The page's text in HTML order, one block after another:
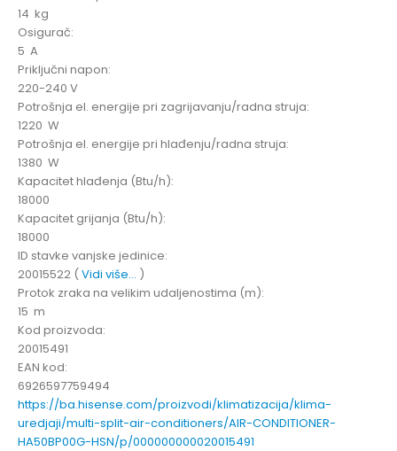
14 kg
Osigurač:
5 A
Priključni napon:
220-240 V
Potrošnja el. energije pri zagrijavanju/radna struja:
1220 W
Potrošnja el. energije pri hlađenju/radna struja:
1380 W
Kapacitet hlađenja (Btu/h):
18000
Kapacitet grijanja (Btu/h):
18000
ID stavke vanjske jedinice:
20015522 (Vidi više… )
Protok zraka na velikim udaljenostima (m):
15 m
Kod proizvoda:
20015491
EAN kod:
6926597759494
https://ba.hisense.com/proizvodi/klimatizacija/klima-
uredjaji/multi-split-air-conditioners/AIR-CONDITIONER-
HA50BP00G-HSN/p/000000000020015491